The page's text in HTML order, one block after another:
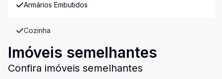
Armários Embutidos
Cozinha
Imóveis semelhantes
Confira imóveis semelhantes